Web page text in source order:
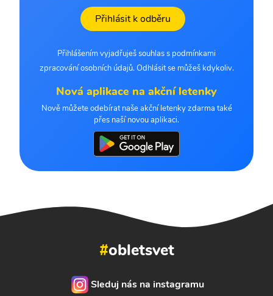
Přihlásit k odběru
Přihlášením vyjadřuješ souhlas s podmínkami
zpracování osobních údajů. Odhlásit se můžeš kdykoliv.
Nová aplikace na akční letenky
Nově můžete odebírat naše akční letenky zdarma také
přes naší novou aplikaci.
#obletsvet
Sleduj nás na instagramu